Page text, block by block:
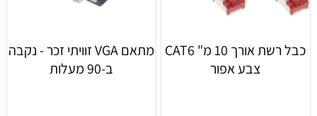
כבל רשת אורך 10 מ" CAT6
צבע אפור
מתאם VGA זוויתי זכר - נקבה
ב-90 מעלות